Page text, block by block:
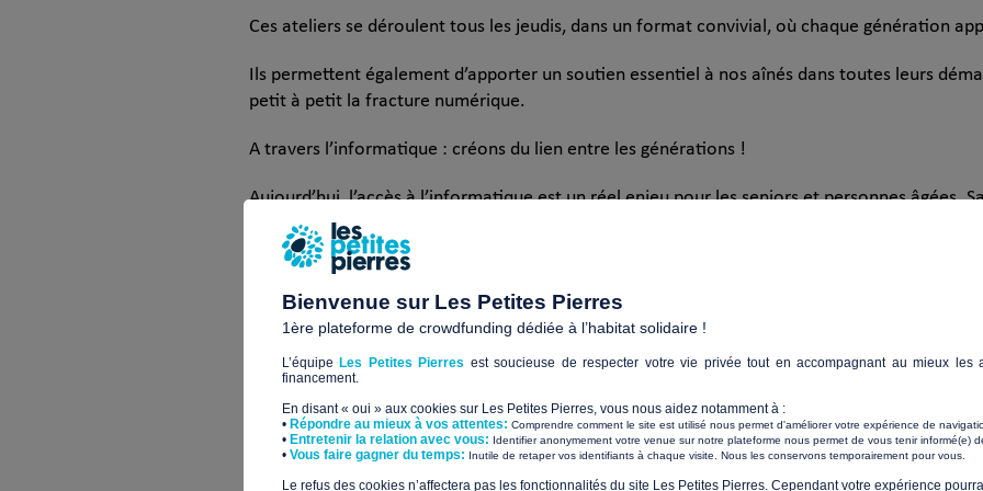
Ces ateliers se déroulent tous les jeudis, dans un format convivial, où chaque génération
Ils permettent également d’apporter un soutien essentiel à nos aînés dans toutes leurs
petit à petit la fracture numérique.
A travers l’informatique : créons du lien entre les générations !
Aujourd’hui, l’accès à l’informatique est un réel enjeu pour les seniors et personnes âgées.
d’une tablette ou d’un smartphone est devenu une nécessité pour faire ses démarches
ses proches ou encore s’informer.
Face à ce constat, Le Pari Solidaire Lyon, association œuvrant pour le lien
décidé de créer des ateliers d’informatiques gratuits à destination des seniors, se déroulant
et encadrés par de jeunes bénévoles.
L’idée ? Chaque bénévole accompagne individuellement un senior dans ses besoins vis-à-vis
À la fin de chaque atelier, un café ou un thé est partagé, l’occasion de poursuivre du lien
Bienvenue sur Les Petites Pierres
1ère plateforme de crowdfunding dédiée à l’habitat solidaire !
L’équipe Les Petites Pierres est soucieuse de respecter votre vie privée tout en accompagnant au mieux les
financement.
En disant « oui » aux cookies sur Les Petites Pierres, vous nous aidez notamment à :
• Répondre au mieux à vos attentes: Comprendre comment le site est utilisé nous permet d'améliorer votre expérience de
• Entretenir la relation avec vous: Identifier anonymement votre venue sur notre plateforme nous permet de vous tenir informé(e)
​• Vous faire gagner du temps: Inutile de retaper vos identifiants à chaque visite. Nous les conservons temporairement pour vous.
​Le refus des cookies n’affectera pas les fonctionnalités du site Les Petites Pierres. Cependant votre expérience